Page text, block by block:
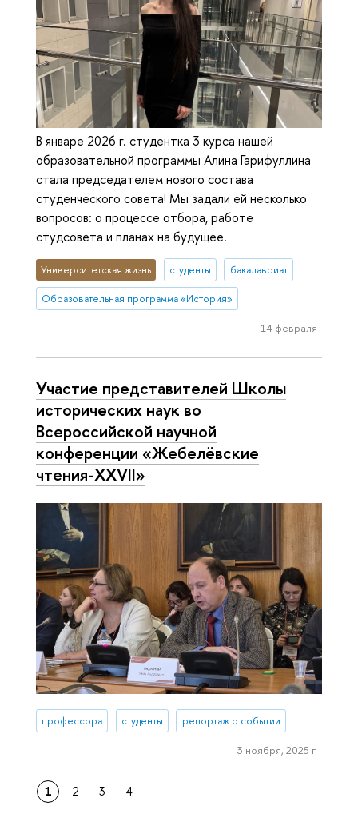
В январе 2026 г. студентка 3 курса нашей
образовательной программы Алина Гарифуллина
стала председателем нового состава
студенческого совета! Мы задали ей несколько
вопросов: о процессе отбора, работе
студсовета и планах на будущее.
Университетская жизнь студенты бакалавриат
Образовательная программа «История»
14 февраля
Участие представителей Школы
исторических наук во
Всероссийской научной
конференции «Жебелёвские
чтения-XXVII»
профессора студенты репортаж о событии
3 ноября, 2025 г.
1 2 3 4